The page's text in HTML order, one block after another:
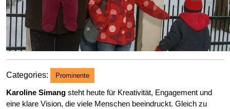
Categories: Prominente
Karoline Simang steht heute für Kreativität, Engagement und
eine klare Vision, die viele Menschen beeindruckt. Gleich zu